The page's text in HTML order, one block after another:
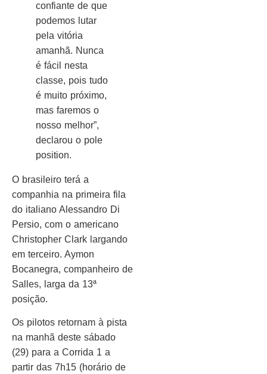
confiante de que
podemos lutar
pela vitória
amanhã. Nunca
é fácil nesta
classe, pois tudo
é muito próximo,
mas faremos o
nosso melhor”,
declarou o pole
position.
O brasileiro terá a
companhia na primeira fila
do italiano Alessandro Di
Persio, com o americano
Christopher Clark largando
em terceiro. Aymon
Bocanegra, companheiro de
Salles, larga da 13ª
posição.
Os pilotos retornam à pista
na manhã deste sábado
(29) para a Corrida 1 a
partir das 7h15 (horário de